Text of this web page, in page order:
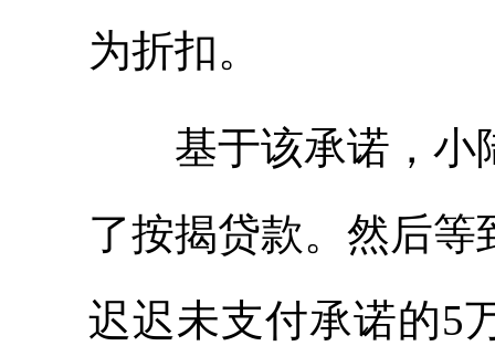
为折扣。
基于该承诺，小
了按揭贷款。然后
迟迟未支付承诺的5